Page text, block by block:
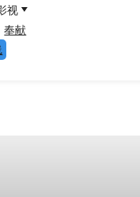
视
奉献